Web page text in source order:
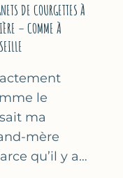
DE COURGETTES À
– COMME À
le
ma
mère
qu’il y a…